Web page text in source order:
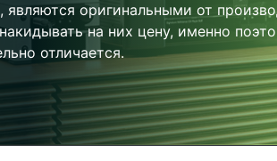
являются оригинальными от
на них цену, именно
отличается.